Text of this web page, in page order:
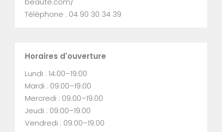
Téléphone : 04 90 30 34 39
Horaires d'ouverture
Lundi : 14:00–19:00
Mardi : 09:00–19:00
Mercredi : 09:00–19:00
Jeudi : 09:00–19:00
Vendredi : 09:00–19:00